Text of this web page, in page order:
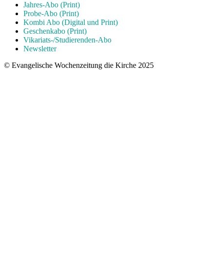
Jahres-Abo (Print)
Probe-Abo (Print)
Kombi Abo (Digital und Print)
Geschenkabo (Print)
Vikariats-/Studierenden-Abo
Newsletter
© Evangelische Wochenzeitung die Kirche 2025